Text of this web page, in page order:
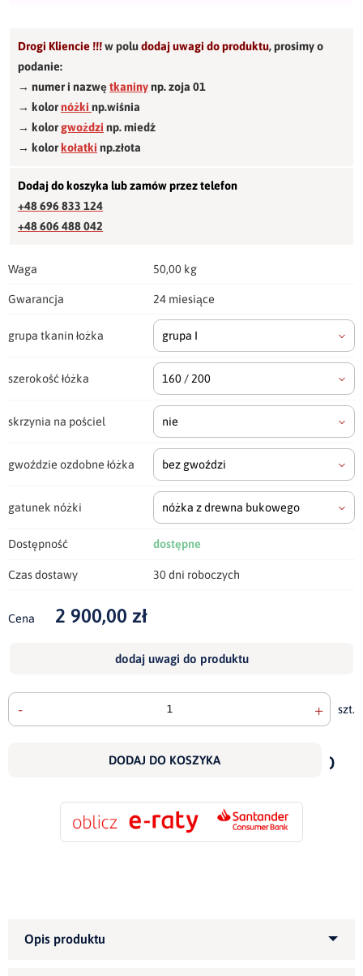
Drogi Kliencie !!!w poludodaj uwagi do produktu,prosimy o
podanie:
→ numer i nazwętkaninynp. zoja 01
→ kolornóżki np.wiśnia
→ kolorgwożdzi np. miedź
→ kolorkołatki np.złota
Dodaj do koszyka lub zamów przez telefon
+48 696 833 124
+48 606 488 042
Waga 50,00 kg
Gwarancja 24 miesiące
grupa tkanin łożka grupa I
szerokość łóżka 160 / 200
skrzynia na pościel nie
gwoździe ozdobne łóżka bez gwoździ
gatunek nóżki nóżka z drewna bukowego
Dostępność dostępne
Czas dostawy 30 dni roboczych
Cena 2 900,00 zł
dodaj uwagi do produktu
- + szt.
DODAJ DO KOSZYKA
do